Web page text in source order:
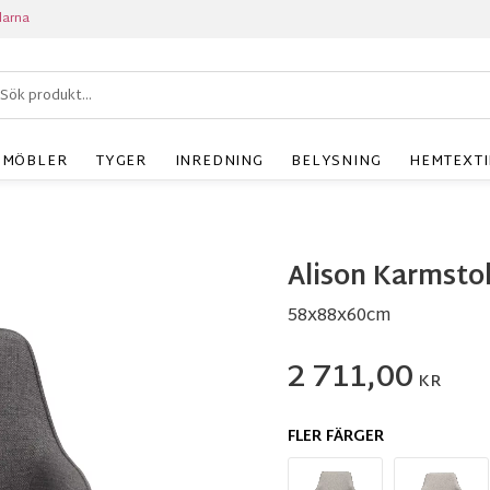
MÖBLER TYGER INREDNING BELYSNING
Alison
58x88x60cm
2 711,00 KR
FLER FÄRGER